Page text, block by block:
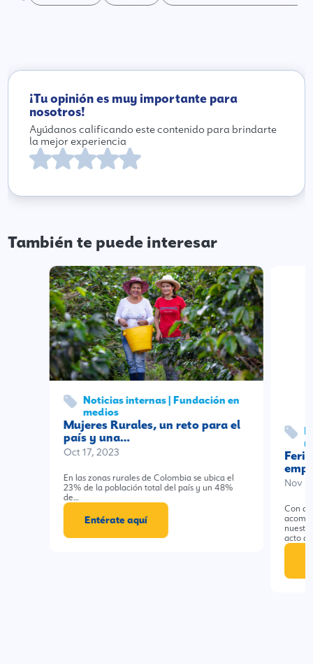
¡Tu opinión es muy importante para
nosotros!
Ayúdanos calificando este contenido para brindarte
la mejor experiencia
También te puede interesar
Noticias internas | Fundación en
medios
Mujeres Rurales, un reto para el
país y una…
Oct 17, 2023
En las zonas rurales de Colombia se ubica el
23% de la población total del país y un 48%
de…
Entérate aquí
Nov
Con
acto